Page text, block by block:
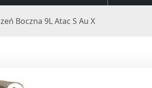
Boczna 9L Atac S Au X